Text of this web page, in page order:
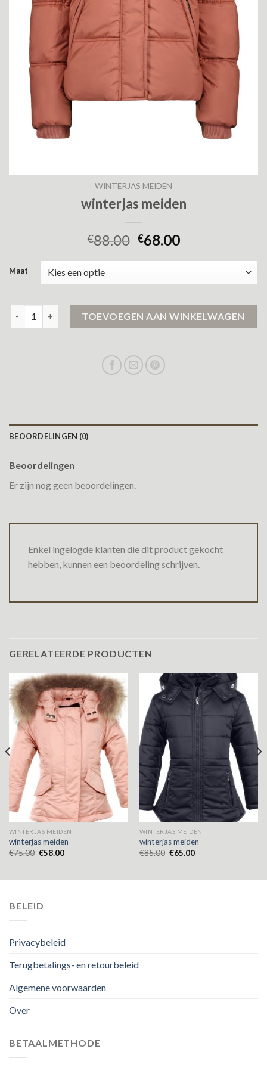
WINTERJAS MEIDEN
winterjas meiden
€88.00 €68.00
Maat
TOEVOEGEN AAN WINKELWAGEN
BEOORDELINGEN (0)
Beoordelingen
Er zijn nog geen beoordelingen.
Enkel ingelogde klanten die dit product gekocht
hebben, kunnen een beoordeling schrijven.
GERELATEERDE PRODUCTEN
WINTERJAS MEIDEN
winterjas meiden
€75.00 €58.00
WINTERJAS MEIDEN
winterjas meiden
€85.00 €65.00
BELEID
Privacybeleid
Terugbetalings- en retourbeleid
Algemene voorwaarden
Over
BETAALMETHODE